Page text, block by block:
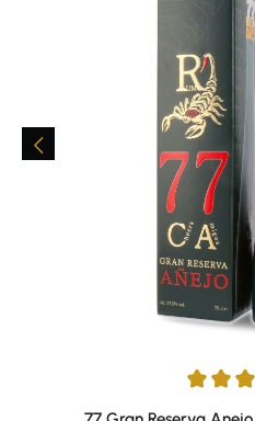
Durchschnittliche Bewertung